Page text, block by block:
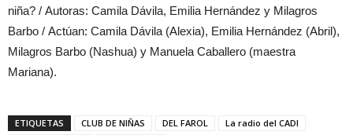
niña? / Autoras: Camila Dávila, Emilia Hernández y Milagros
Barbo / Actúan: Camila Dávila (Alexia), Emilia Hernández (Abril),
Milagros Barbo (Nashua) y Manuela Caballero (maestra
Mariana).
ETIQUETAS CLUB DE NIÑAS DEL FAROL
La radio del CADI